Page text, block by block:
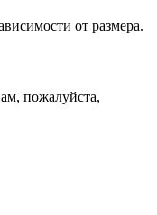
от размера.
пожалуйста,